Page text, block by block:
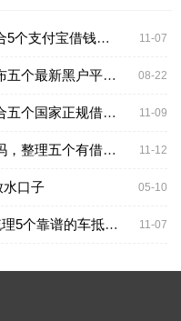
11-07
支付宝借钱平台
08-22
新黑户平台能借款
11-09
国家正规借款平台
11-12
借款平台黑户也能借
05-10
水口子
11-07
谱的车抵押贷款平台